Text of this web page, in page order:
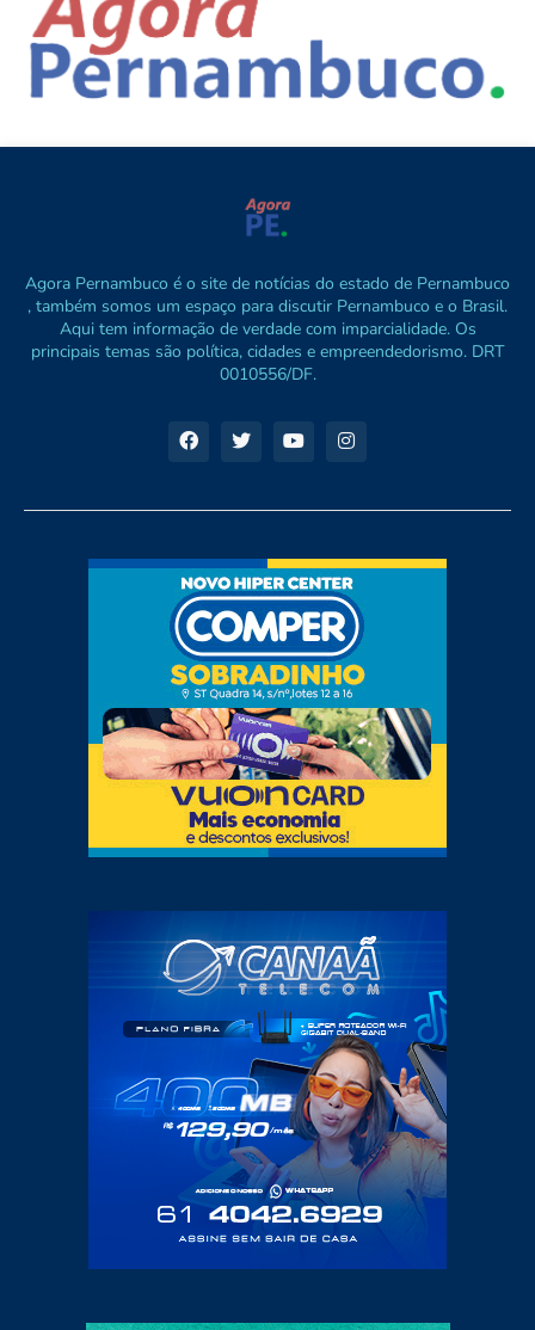
Agora Pernambuco é o site de notícias do estado de Pernambuco
, também somos um espaço para discutir Pernambuco e o Brasil.
Aqui tem informação de verdade com imparcialidade. Os
principais temas são política, cidades e empreendedorismo. DRT
0010556/DF.